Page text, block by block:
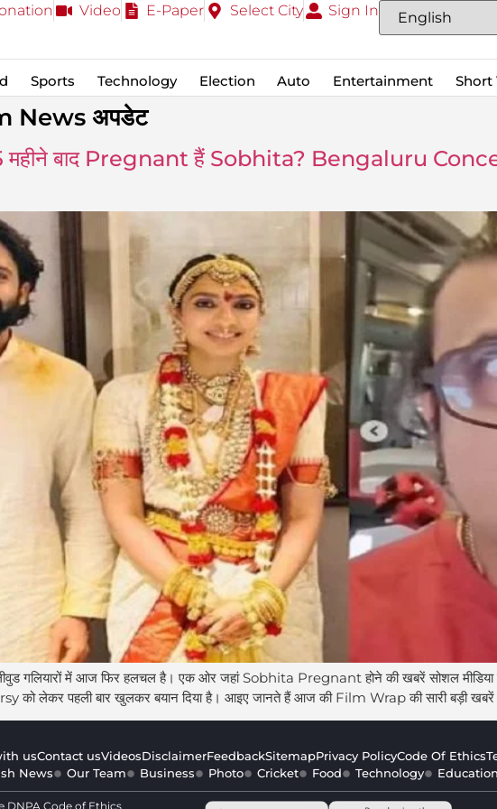
Video E-Paper Select City Sign In
Sports Technology Election Auto Entertainment Short
News अपडेट
महीने बाद Pregnant हैं Sobhita? Bengaluru
गलियारों में आज फिर हलचल है। एक ओर जहां Sobhita Pregnant होने की खबरें सोशल मीडिया
लेकर पहली बार खुलकर बयान दिया है। आइए जानते हैं आज की Film Wrap की सारी बड़ी
usContact usVideosDisclaimerFeedbackSitemapPrivacy PolicyCode Of Ethics
News Our Team Business Photo Cricket Food Technology Education
DNPA Code of Ethics